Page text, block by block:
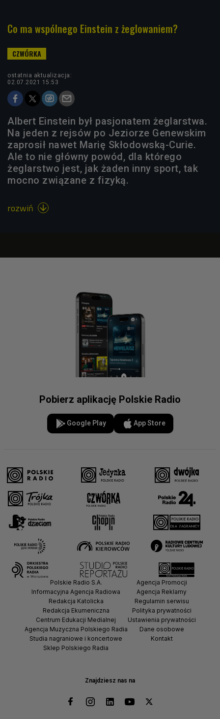
Co ma wspólnego Einstein z żeglowaniem?
ostatnia aktualizacja:
02.07.2021 15:53
Albert Einstein był pasjonatem żeglarstwa.
Na jeden z rejsów po Jeziorze Genewskim
zaprosił nawet Marię Skłodowską-Curie.
Ale to nie główny powód, dla którego
żeglarstwo jest, jak żaden inny sport, tak
mocno związane z fizyką.
rozwiń 
Pobierz aplikację Polskie Radio
Google Play App Store
Znajdziesz nas na
Polskie Radio S.A.
Informacyjna Agencja Radiowa
Redakcja Katolicka
Redakcja Ekumeniczna
Centrum Edukacji Medialnej
Agencja Muzyczna Polskiego Radia
Studia nagraniowe i koncertowe
Sklep Polskiego Radia
Agencja Promocji
Agencja Reklamy
Regulamin serwisu
Polityka prywatności
Ustawienia prywatności
Dane osobowe
Kontakt